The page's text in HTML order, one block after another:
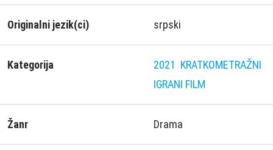
Originalni jezik(ci) srpski
Kategorija 2021 KRATKOMETRAŽNI
IGRANI FILM
Žanr Drama